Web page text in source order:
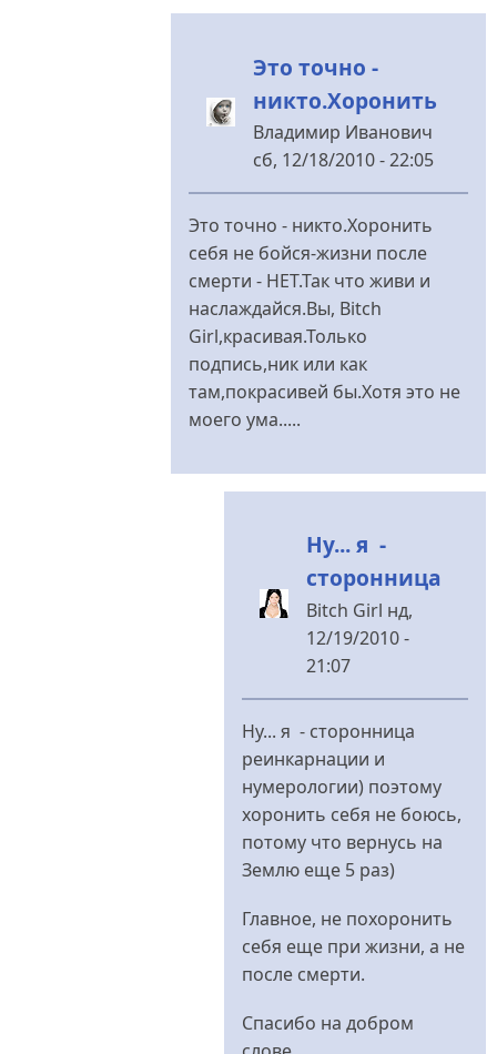
Это точно -
никто.Хоронить
Владимир Иванович
сб, 12/18/2010 - 22:05
У
до
Рано
оно
ведь
Girl
Это точно - никто.Хоронить
себя не бойся-жизни после
смерти - НЕТ.Так что живи и
наслаждайся.Вы, Bitch
Girl,красивая.Только
подпись,ник или как
там,покрасивей бы.Хотя это не
моего ума.....
Ну... я -
сторонница
Bitch Girl нд,
12/19/2010 -
21:07
У
Это
точно
никто.Хоронить
від
Владимир
Иванович
Ну... я - сторонница
реинкарнации и
нумерологии) поэтому
хоронить себя не боюсь,
потому что вернусь на
Землю еще 5 раз)
Главное, не похоронить
себя еще при жизни, а не
после смерти.
Спасибо на добром